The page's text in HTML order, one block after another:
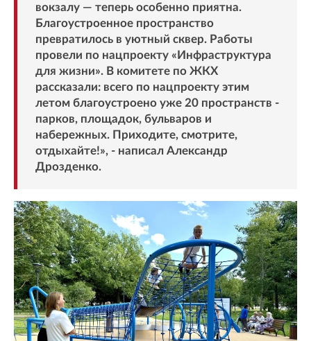
вокзалу — теперь особенно приятна.
Благоустроенное пространство
превратилось в уютный сквер. Работы
провели по нацпроекту «Инфраструктура
для жизни». В комитете по ЖКХ
рассказали: всего по нацпроекту этим
летом благоустроено уже 20 пространств -
парков, площадок, бульваров и
набережных. Приходите, смотрите,
отдыхайте!», - написал Александр
Дрозденко.